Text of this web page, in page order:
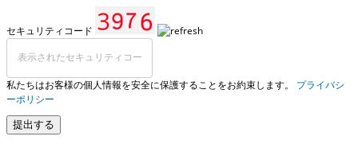
セキュリティコード
私たちはお客様の個人情報を安全に保護することをお約束します。 プライバシ
ーポリシー
提出する